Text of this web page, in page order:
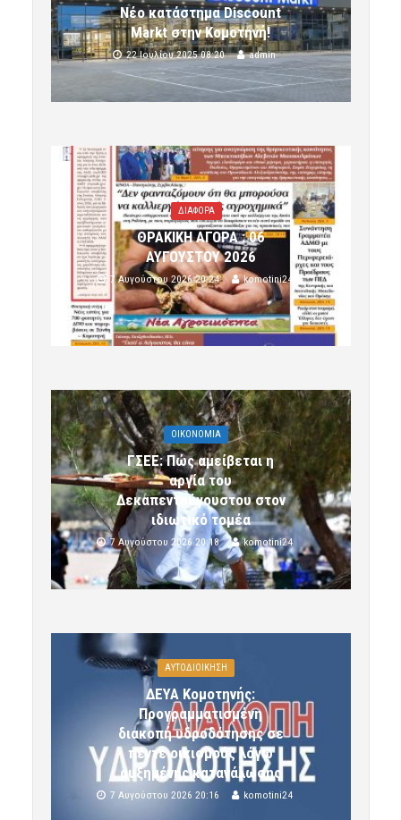
Νέο κατάστημα Discount
Markt στην Κομοτηνή!
22 Ιουλίου 2025 08:20 admin
ΔΙΑΦΟΡΑ
ΘΡΑΚΙΚΗ ΑΓΟΡΑ : 06
ΑΥΓΟΥΣΤΟΥ 2026
7 Αυγούστου 2026 20:24 komotini24
OIKONOMIA
ΓΣΕΕ: Πώς αμείβεται η
αργία του
Δεκαπενταύγουστου στον
ιδιωτικό τομέα
7 Αυγούστου 2026 20:18 komotini24
ΑΥΤΟΔΙΟΙΚΗΣΗ
ΔΕΥΑ Κομοτηνής:
Προγραμματισμένη
διακοπή υδροδότησης σε
πέντε οικισμούς λόγω
αυξημένης κατανάλωσης
7 Αυγούστου 2026 20:16 komotini24